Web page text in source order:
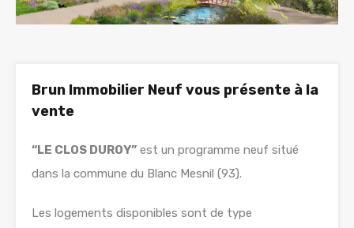
Brun Immobilier Neuf vous présente à la
vente
“LE CLOS DUROY” est un programme neuf situé
dans la commune du Blanc Mesnil (93).
Les logements disponibles sont de type